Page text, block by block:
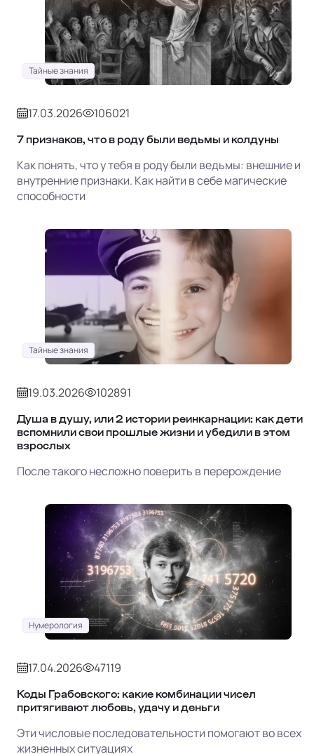
Тайные знания
17.03.2026 106021
7 признаков, что в роду были ведьмы и колдуны
Как понять, что у тебя в роду были ведьмы: внешние и
внутренние признаки. Как найти в себе магические
способности
Тайные знания
19.03.2026 102891
Душа в душу, или 2 истории реинкарнации: как дети
вспомнили свои прошлые жизни и убедили в этом
взрослых
После такого несложно поверить в перерождение
Нумерология
17.04.2026 47119
Коды Грабовского: какие комбинации чисел
притягивают любовь, удачу и деньги
Эти числовые последовательности помогают во всех
жизненных ситуациях